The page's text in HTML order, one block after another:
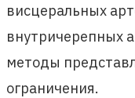
висцеральных
внутричерепных
методы
ограничения.